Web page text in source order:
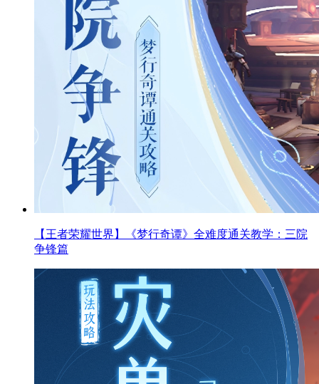
【王者荣耀世界】《梦行奇谭》全难度通关教学：三院
争锋篇